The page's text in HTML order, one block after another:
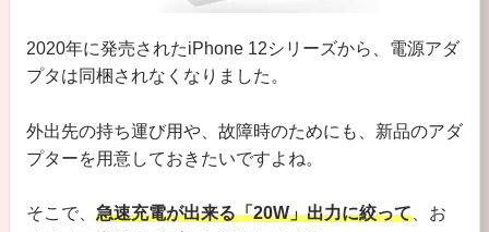
2020年に発売されたiPhone 12シリーズから、電源アダ
プタは同梱されなくなりました。
外出先の持ち運び用や、故障時のためにも、新品のアダ
プターを用意しておきたいですよね。
そこで、 急速充電が出来る「20W」出力に絞って 、お